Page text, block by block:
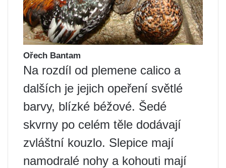
Ořech Bantam
Na rozdíl od plemene calico a
dalších je jejich opeření světlé
barvy, blízké béžové. Šedé
skvrny po celém těle dodávají
zvláštní kouzlo. Slepice mají
namodralé nohy a kohouti mají